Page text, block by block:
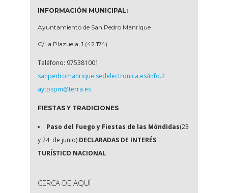
INFORMACIÓN MUNICIPAL:
Ayuntamiento de San Pedro Manrique
C/La Plazuela, 1 (42.174)
Teléfono: 975381001
sanpedromanrique.sedelectronica.es/info.2
aytospm@terra.es
FIESTAS Y TRADICIONES
Paso del Fuego y Fiestas de las Móndidas(23
y 24 de junio) DECLARADAS DE INTERÉS
TURÍSTICO NACIONAL
CERCA DE AQUÍ